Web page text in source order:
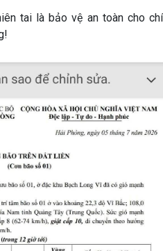
tai là bảo vệ an toàn cho